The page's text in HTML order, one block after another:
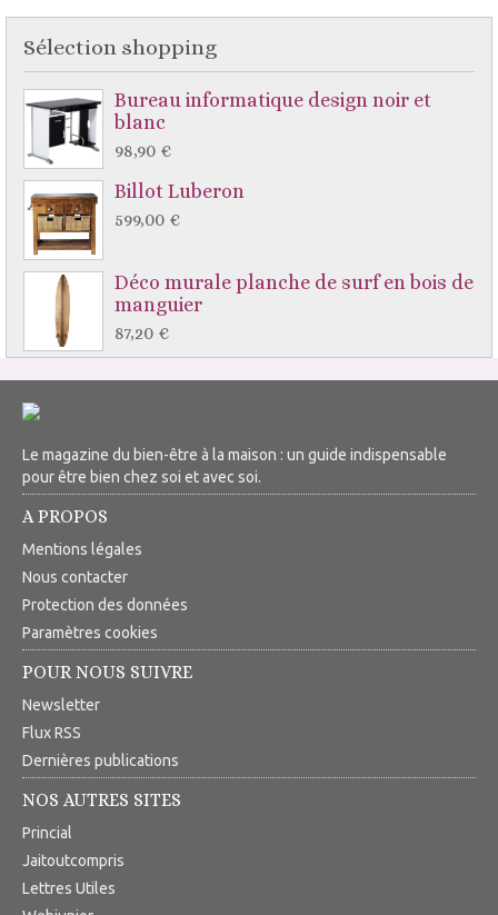
Sélection shopping
Bureau informatique design noir et
blanc
98,90 €
Billot Luberon
599,00 €
Déco murale planche de surf en bois de
manguier
87,20 €
Le magazine du bien-être à la maison : un guide indispensable
pour être bien chez soi et avec soi.
A PROPOS
Mentions légales
Nous contacter
Protection des données
Paramètres cookies
POUR NOUS SUIVRE
Newsletter
Flux RSS
Dernières publications
NOS AUTRES SITES
Princial
Jaitoutcompris
Lettres Utiles